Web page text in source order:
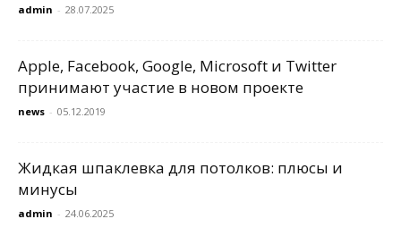
admin - 28.07.2025
Apple, Facebook, Google, Microsoft и Twitter
принимают участие в новом проекте
news - 05.12.2019
Жидкая шпаклевка для потолков: плюсы и
минусы
admin - 24.06.2025